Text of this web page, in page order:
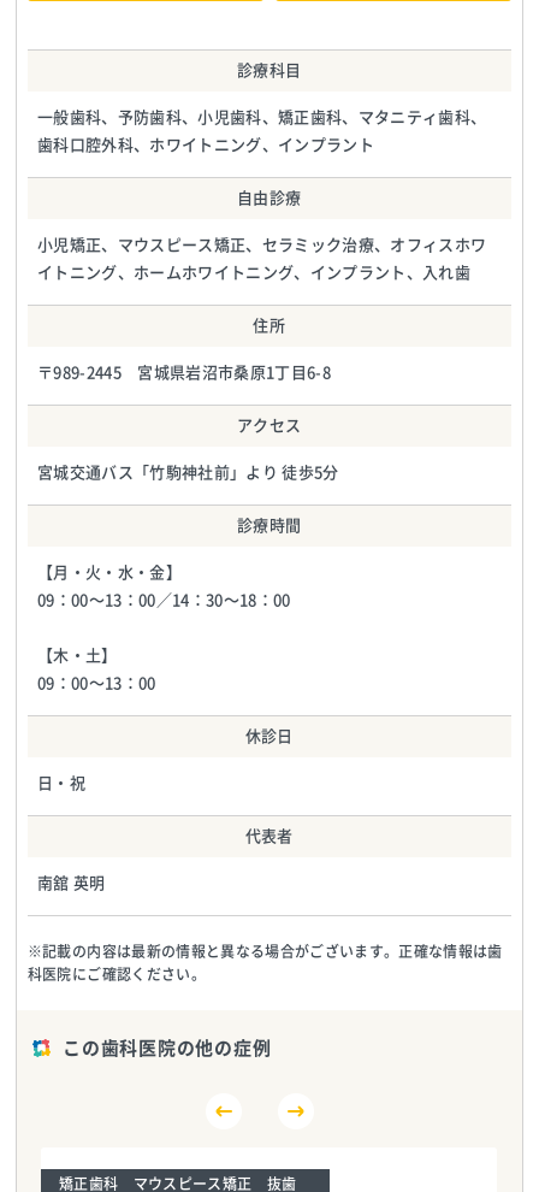
診療科目
一般歯科、予防歯科、小児歯科、矯正歯科、マタニティ歯科、
歯科口腔外科、ホワイトニング、インプラント
自由診療
小児矯正、マウスピース矯正、セラミック治療、オフィスホワ
イトニング、ホームホワイトニング、インプラント、入れ歯
住所
〒989-2445 宮城県岩沼市桑原1丁目6-8
アクセス
宮城交通バス「竹駒神社前」より 徒歩5分
診療時間
【月・火・水・金】
09：00〜13：00／14：30〜18：00
【木・土】
09：00〜13：00
休診日
日・祝
代表者
南舘 英明
※記載の内容は最新の情報と異なる場合がございます。正確な情報は歯
科医院にご確認ください。
この歯科医院の他の症例
矯正歯科 マウスピース矯正 抜歯